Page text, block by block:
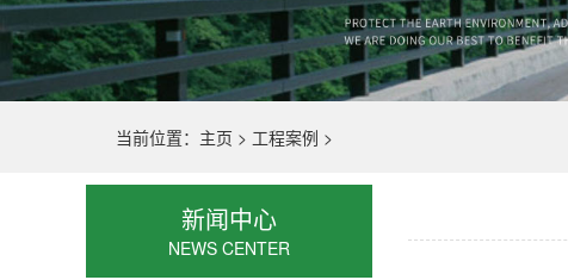
当前位置： 主页 > 工程案例 >
新闻中心
NEWS CENTER